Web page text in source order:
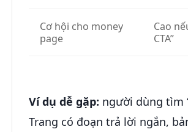
Cơ hội cho money
page
Cao
CTA”
Ví dụ dễ gặp: người dùng tìm
Trang có đoạn trả lời ngắn,